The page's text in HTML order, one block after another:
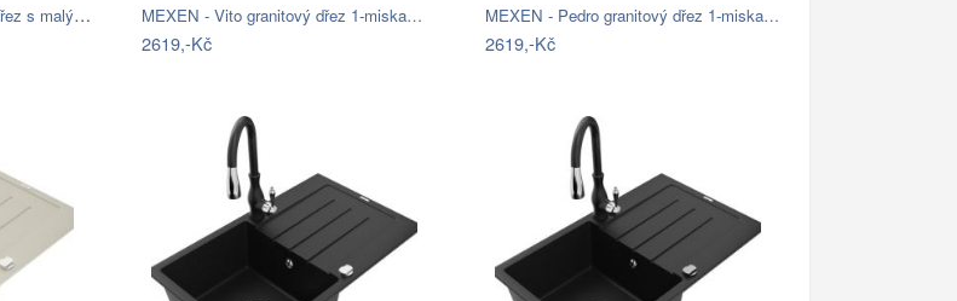
MEXEN - Matias granitový dřez s malým… MEXEN - Vito granitový dřez 1-miska…
2619,-Kč
MEXEN - Pedro granitový dřez 1-miska…
2619,-Kč